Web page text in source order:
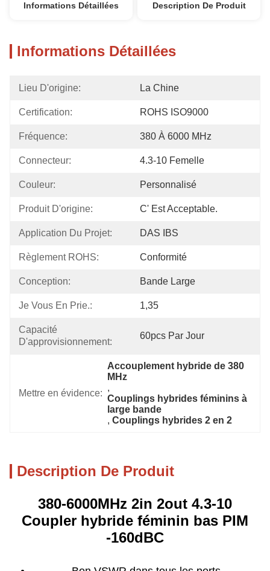
Informations Détaillées Description De Produit
Informations Détaillées
Lieu D'origine: La Chine
Certification: ROHS ISO9000
Fréquence: 380 À 6000 MHz
Connecteur: 4.3-10 Femelle
Couleur: Personnalisé
Produit D'origine: C' Est Acceptable.
Application Du Projet: DAS IBS
Règlement ROHS: Conformité
Conception: Bande Large
Je Vous En Prie.: 1,35
Capacité
D'approvisionnement:
60pcs Par Jour
Mettre en évidence:
Accouplement hybride de 380
MHz
,
Couplings hybrides féminins à
large bande
, Couplings hybrides 2 en 2
Description De Produit
380-6000MHz 2in 2out 4.3-10
Coupler hybride féminin bas PIM
-160dBC